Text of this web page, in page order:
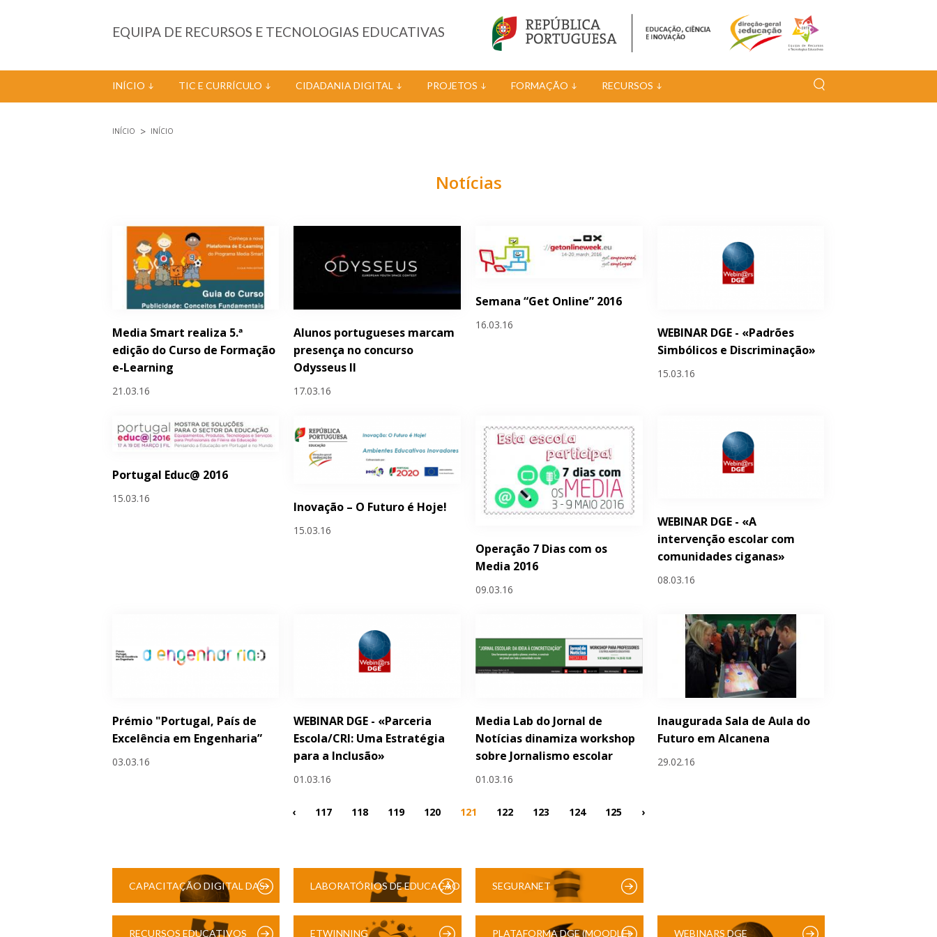
EQUIPA DE RECURSOS E TECNOLOGIAS EDUCATIVAS
INÍCIO TIC E CURRÍCULO CIDADANIA DIGITAL PROJETOS FORMAÇÃO RECURSOS
INÍCIO INÍCIO
Notícias
Media Smart realiza 5.ª
edição do Curso de Formação
e-Learning
21.03.16
Alunos portugueses marcam
presença no concurso
Odysseus II
17.03.16
Semana “Get Online” 2016
16.03.16
WEBINAR DGE - «Padrões
Simbólicos e Discriminação»
15.03.16
Portugal Educ@ 2016
15.03.16
Inovação – O Futuro é Hoje!
15.03.16
Operação 7 Dias com os
Media 2016
09.03.16
WEBINAR DGE - «A
intervenção escolar com
comunidades ciganas»
08.03.16
Prémio "Portugal, País de
Excelência em Engenharia”
03.03.16
WEBINAR DGE - «Parceria
Escola/CRI: Uma Estratégia
para a Inclusão»
01.03.16
Media Lab do Jornal de
Notícias dinamiza workshop
sobre Jornalismo escolar
01.03.16
Inaugurada Sala de Aula do
Futuro em Alcanena
29.02.16
Páginas
‹ 117 118 119 120 121 122 123 124 125 ›
CAPACITAÇÃO DIGITAL DAS LABORATÓRIOS DE EDUCAÇÃO SEGURANET
RECURSOS EDUCATIVOS ETWINNING PLATAFORMA DGE (MOODLE) WEBINARS DGE